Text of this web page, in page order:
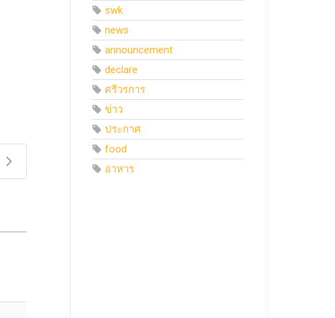
swk
news
announcement
declare
ศรีวรการ
ข่าว
ประกาศ
food
อาหาร